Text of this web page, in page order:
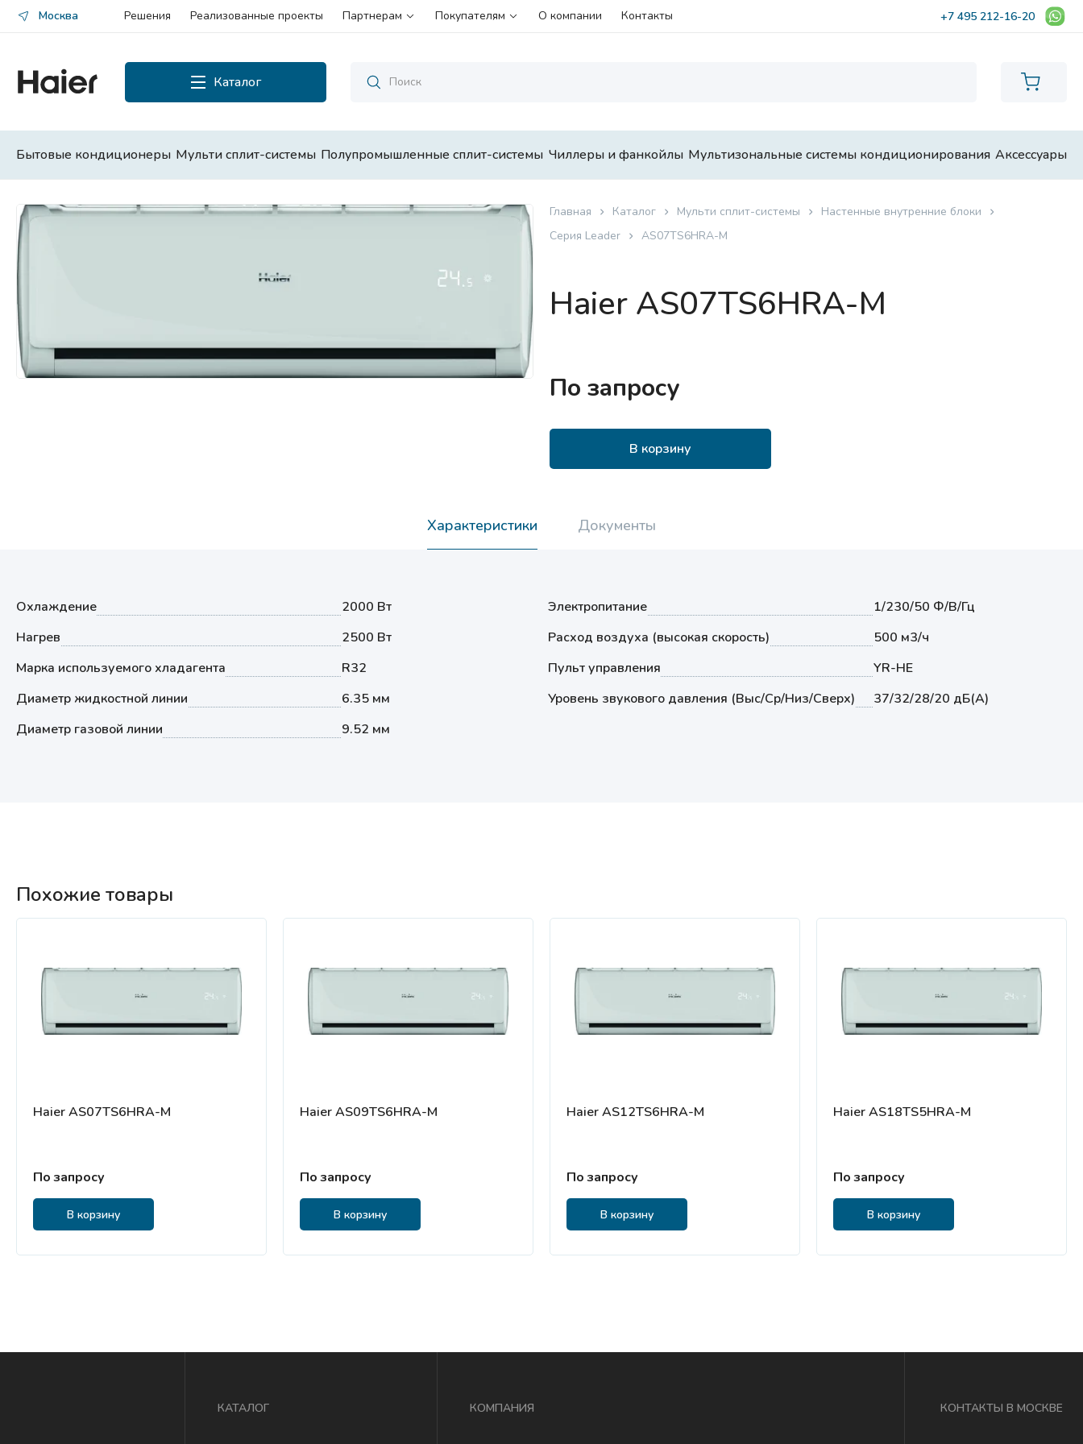
Москва Решения Реализованные проекты Партнерам Покупателям О компании Контакты +7 495 212-16-20
Каталог
Бытовые кондиционеры Мульти сплит-системы Полупромышленные сплит-системы Чиллеры и фанкойлы Мультизональные системы кондиционирования Аксессуары
Каталог Смотреть все
Полупромышленные сплит-
Мультизональные системы
Главная Каталог Мульти сплит-системы
Настенные внутренние блоки
Серия Leader
AS07TS6HRA-M
Haier AS07TS6HRA-M
По запросу
В корзину
Характеристики Документы
Охлаждение
2000 Вт
Нагрев
2500 Вт
Марка используемого хладагента
R32
Диаметр жидкостной линии
6.35 мм
Диаметр газовой линии
9.52 мм
Электропитание
1/230/50 Ф/В/Гц
Расход воздуха (высокая скорость)
500 м3/ч
Пульт управления
YR-HE
Уровень звукового давления (Выс/Ср/Низ/Сверх)
37/32/28/20 дБ(А)
Похожие товары
Haier AS07TS6HRA-M
По запросу
В корзину
Haier AS09TS6HRA-M
По запросу
В корзину
Haier AS12TS6HRA-M
По запросу
В корзину
Haier AS18TS5HRA-M
По запросу
В корзину
КАТАЛОГ КОМПАНИЯ КОНТАКТЫ В МОСКВЕ